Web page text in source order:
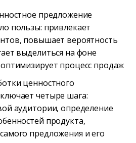
предложение
пользы: привлекает
повышает вероятность
выделиться на фоне
процесс продаж
ценностного
четыре шага:
аудитории, определение
продукта,
предложения и его